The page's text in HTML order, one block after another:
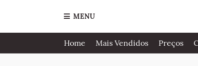
MENU
Home Mais Vendidos Preços